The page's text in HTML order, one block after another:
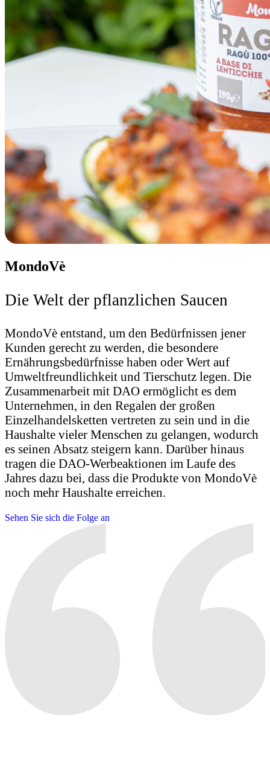
MondoVè
Die Welt der pflanzlichen Saucen
MondoVè entstand, um den Bedürfnissen jener
Kunden gerecht zu werden, die besondere
Ernährungsbedürfnisse haben oder Wert auf
Umweltfreundlichkeit und Tierschutz legen. Die
Zusammenarbeit mit DAO ermöglicht es dem
Unternehmen, in den Regalen der großen
Einzelhandelsketten vertreten zu sein und in die
Haushalte vieler Menschen zu gelangen, wodurch
es seinen Absatz steigern kann. Darüber hinaus
tragen die DAO-Werbeaktionen im Laufe des
Jahres dazu bei, dass die Produkte von MondoVè
noch mehr Haushalte erreichen.
Sehen Sie sich die Folge an